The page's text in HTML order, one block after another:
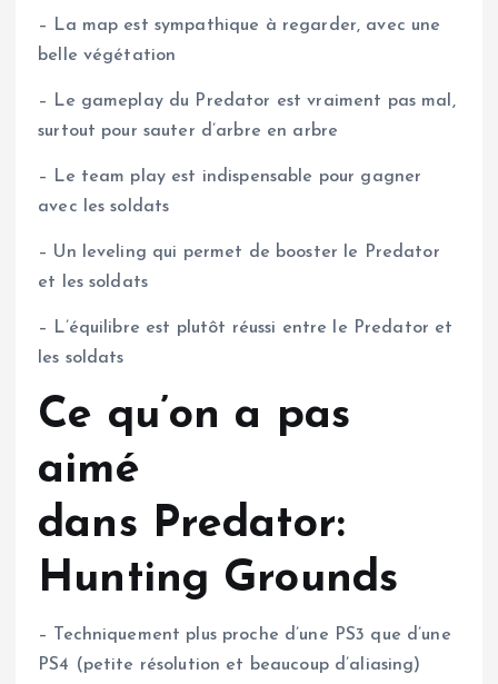
– La map est sympathique à regarder, avec une
belle végétation
– Le gameplay du Predator est vraiment pas mal,
surtout pour sauter d’arbre en arbre
– Le team play est indispensable pour gagner
avec les soldats
– Un leveling qui permet de booster le Predator
et les soldats
– L’équilibre est plutôt réussi entre le Predator et
les soldats
Ce qu’on a pas
aimé
dans Predator:
Hunting Grounds
– Techniquement plus proche d’une PS3 que d’une
PS4 (petite résolution et beaucoup d’aliasing)